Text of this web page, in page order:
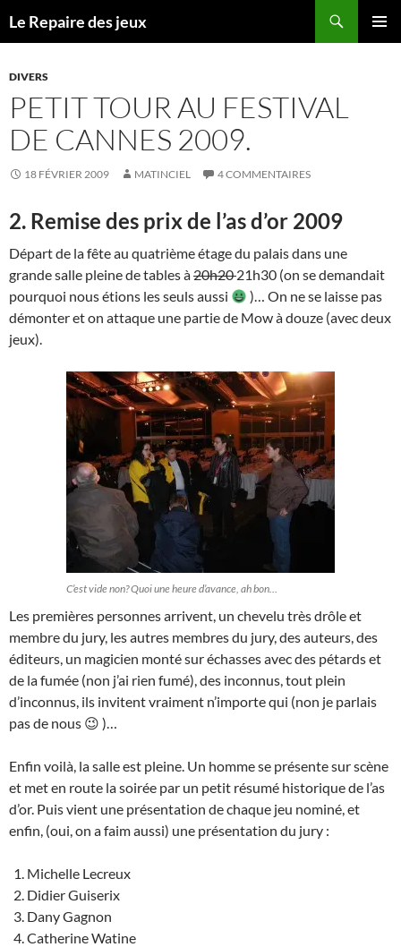
Le Repaire des jeux
CONTENU
DIVERS
PETIT TOUR AU FESTIVAL
DE CANNES 2009.
18 FÉVRIER 2009 MATINCIEL 4 COMMENTAIRES
2. Remise des prix de l’as d’or 2009
Départ de la fête au quatrième étage du palais dans une
grande salle pleine de tables à20h2021h30 (on se demandait
pourquoi nous étions les seuls aussi
)… On ne se laisse pas
démonter et on attaque une partie de Mow à douze (avec deux
jeux).
C’est vide non? Quoi une heure d’avance, ah bon…
Les premières personnes arrivent, un chevelu très drôle et
membre du jury, les autres membres du jury, des auteurs, des
éditeurs, un magicien monté sur échasses avec des pétards et
de la fumée (non j’ai rien fumé), des inconnus, tout plein
d’inconnus, ils invitent vraiment n’importe qui (non je parlais
pas de nous 😉 )…
Enfin voilà, la salle est pleine. Un homme se présente sur scène
et met en route la soirée par un petit résumé historique de l’as
d’or. Puis vient une présentation de chaque jeu nominé, et
enfin, (oui, on a faim aussi) une présentation du jury :
Michelle Lecreux
Didier Guiserix
Dany Gagnon
Catherine Watine